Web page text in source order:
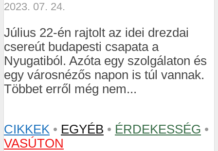
2023. 07. 24.
Július 22-én rajtolt az idei drezdai
csereút budapesti csapata a
Nyugatiból. Azóta egy szolgálaton és
egy városnézős napon is túl vannak.
Többet erről még nem...
CIKKEK • EGYÉB • ÉRDEKESSÉG •
VASÚTON